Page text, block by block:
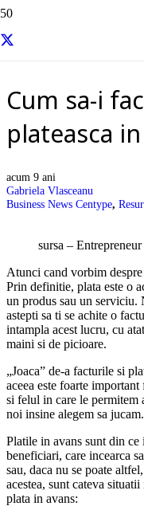
Cum sa-i
plateasca
acum 9 ani
Gabriela Vlasceanu
Business News Centype,
sursa – Entrepreneur
Atunci cand vorbim
Prin definitie, plata este o
un produs sau un serviciu.
astepti sa ti se achite o
intampla acest lucru, cu
maini si de picioare.
„Joaca” de-a facturile si
aceea este foarte
si felul in care le permitem
noi insine alegem sa jucam.
Platile in avans sunt din ce
beneficiari, care incearca
sau, daca nu se poate
acestea, sunt cateva
plata in avans: